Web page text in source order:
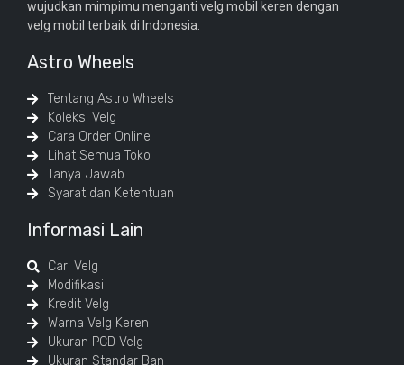
wujudkan mimpimu menganti velg mobil keren dengan
velg mobil terbaik di Indonesia.
Astro Wheels
Tentang Astro Wheels
Koleksi Velg
Cara Order Online
Lihat Semua Toko
Tanya Jawab
Syarat dan Ketentuan
Informasi Lain
Cari Velg
Modifikasi
Kredit Velg
Warna Velg Keren
Ukuran PCD Velg
Ukuran Standar Ban